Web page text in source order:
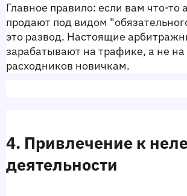
Главное правило: если вам что-то
продают под видом
это развод. Настоящие
зарабатывают на трафике, а не
расходников новичкам.
4. Привлечение к
деятельности